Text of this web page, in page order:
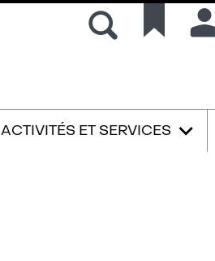
Rechercher Liens
ACTIVITÉS ET SERVICES